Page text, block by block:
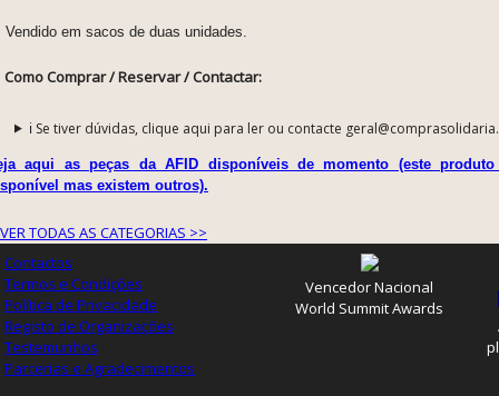
Vendido em sacos de duas unidades.
Como Comprar / Reservar / Contactar:
ℹ️ Se tiver dúvidas, clique aqui para ler ou contacte
aqui as peças da AFID disponíveis de momento (este
mas existem outros).
VER TODAS AS CATEGORIAS >>
Contactos
Termos e Condições
Política de Privacidade
Registo de Organizações
Testemunhos
Parcerias e Agradecimentos
Vencedor Nacional
World Summit Awards